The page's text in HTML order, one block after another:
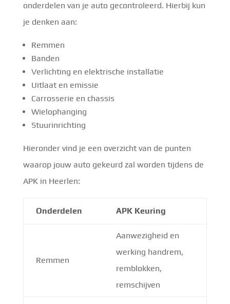
onderdelen van je auto gecontroleerd. Hierbij kun
je denken aan:
Remmen
Banden
Verlichting en elektrische installatie
Uitlaat en emissie
Carrosserie en chassis
Wielophanging
Stuurinrichting
Hieronder vind je een overzicht van de punten
waarop jouw auto gekeurd zal worden tijdens de
APK in Heerlen:
Onderdelen APK Keuring
Remmen
Aanwezigheid en
werking handrem,
remblokken,
remschijven